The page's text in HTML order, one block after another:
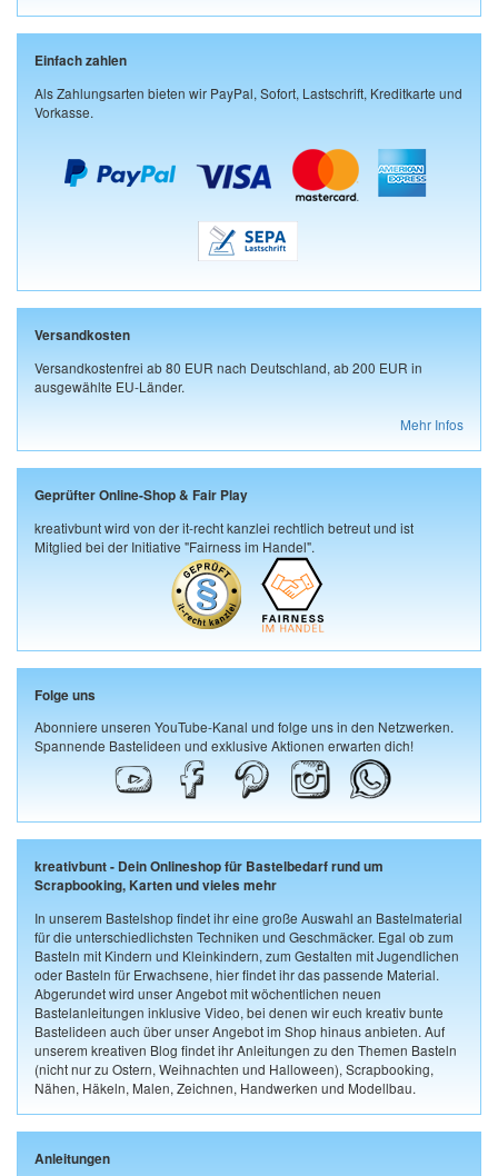
Einfach zahlen
Als Zahlungsarten bieten wir PayPal, Sofort, Lastschrift, Kreditkarte und
Vorkasse.
Versandkosten
Versandkostenfrei ab 80 EUR nach Deutschland, ab 200 EUR in
ausgewählte EU-Länder.
Mehr Infos
Geprüfter Online-Shop & Fair Play
kreativbunt wird von der it-recht kanzlei rechtlich betreut und ist
Mitglied bei der Initiative "Fairness im Handel".
Folge uns
Abonniere unseren YouTube-Kanal und folge uns in den Netzwerken.
Spannende Bastelideen und exklusive Aktionen erwarten dich!
kreativbunt - Dein Onlineshop für Bastelbedarf rund um
Scrapbooking, Karten und vieles mehr
In unserem Bastelshop findet ihr eine große Auswahl an Bastelmaterial
für die unterschiedlichsten Techniken und Geschmäcker. Egal ob zum
Basteln mit Kindern und Kleinkindern, zum Gestalten mit Jugendlichen
oder Basteln für Erwachsene, hier findet ihr das passende Material.
Abgerundet wird unser Angebot mit wöchentlichen neuen
Bastelanleitungen inklusive Video, bei denen wir euch kreativ bunte
Bastelideen auch über unser Angebot im Shop hinaus anbieten. Auf
unserem kreativen Blog findet ihr Anleitungen zu den Themen Basteln
(nicht nur zu Ostern, Weihnachten und Halloween), Scrapbooking,
Nähen, Häkeln, Malen, Zeichnen, Handwerken und Modellbau.
Anleitungen